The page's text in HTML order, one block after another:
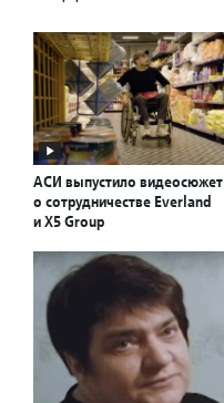
АСИ выпустило видеосюжет
о сотрудничестве Everland
и X5 Group